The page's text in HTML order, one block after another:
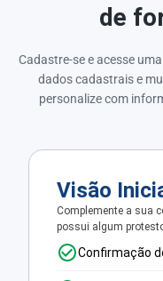
de
Cadastre-se e acesse
dados cadastrais e
personalize com
Visão
Complemente a sua
possui algum
Confirmação